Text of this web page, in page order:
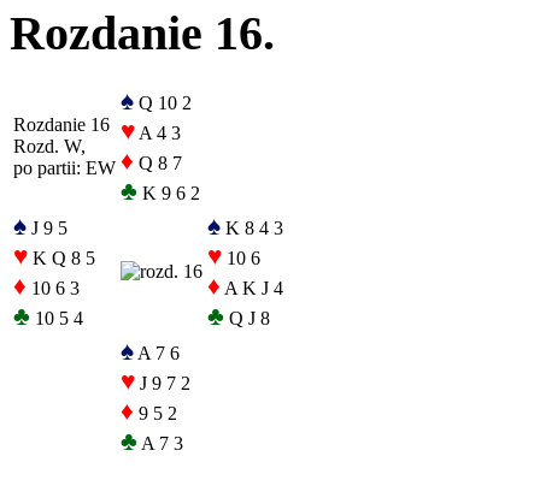
Rozdanie 16.
Rozdanie 16
Rozd. W,
po partii: EW
♠ Q 10 2
♥ A 4 3
♦ Q 8 7
♣ K 9 6 2
♠ J 9 5
♥ K Q 8 5
♦ 10 6 3
♣ 10 5 4
♠ K 8 4 3
♥ 10 6
♦ A K J 4
♣ Q J 8
♠ A 7 6
♥ J 9 7 2
♦ 9 5 2
♣ A 7 3